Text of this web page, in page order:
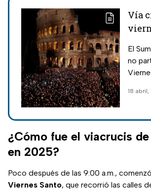
Vía
El
no
sus
18
¿Cómo fue el viacrucis
en 2025?
Poco después de las 9:00 a.m.,
Viernes Santo, que recorrió las calles